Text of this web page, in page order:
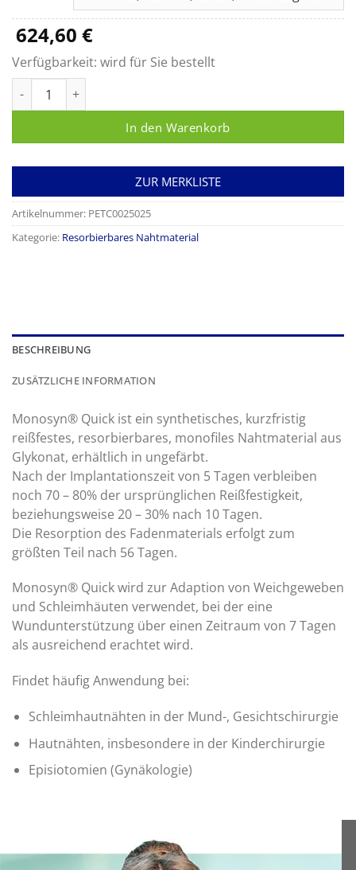
624,60 €
624,60 €
Verfügbarkeit: wird für Sie bestellt
In den Warenkorb
ZUR MERKLISTE
Artikelnummer: PETC0025025
Kategorie: Resorbierbares Nahtmaterial
BESCHREIBUNG
ZUSÄTZLICHE INFORMATION
Monosyn® Quick ist ein synthetisches, kurzfristig
reißfestes, resorbierbares, monofiles Nahtmaterial aus
Glykonat, erhältlich in ungefärbt.
Nach der Implantationszeit von 5 Tagen verbleiben
noch 70 – 80% der ursprünglichen Reißfestigkeit,
beziehungsweise 20 – 30% nach 10 Tagen.
Die Resorption des Fadenmaterials erfolgt zum
größten Teil nach 56 Tagen.
Monosyn® Quick wird zur Adaption von Weichgeweben
und Schleimhäuten verwendet, bei der eine
Wundunterstützung über einen Zeitraum von 7 Tagen
als ausreichend erachtet wird.
Findet häufig Anwendung bei:
Schleimhautnähten in der Mund-, Gesichtschirurgie
Hautnähten, insbesondere in der Kinderchirurgie
Episiotomien (Gynäkologie)